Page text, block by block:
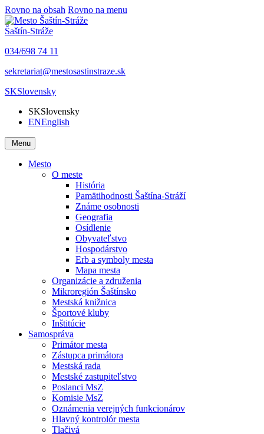
Rovno na obsah Rovno na menu
Šaštín-Stráže
034/698 74 11
sekretariat@mestosastinstraze.sk
SKSlovensky
SKSlovensky
ENEnglish
Menu
Mesto
O meste
História
Pamätihodnosti Šaštína-Stráží
Známe osobnosti
Geografia
Osídlenie
Obyvateľstvo
Hospodárstvo
Erb a symboly mesta
Mapa mesta
Organizácie a združenia
Mikroregión Šaštínsko
Mestská knižnica
Športové kluby
Inštitúcie
Samospráva
Primátor mesta
Zástupca primátora
Mestská rada
Mestské zastupiteľstvo
Poslanci MsZ
Komisie MsZ
Oznámenia verejných funkcionárov
Hlavný kontrolór mesta
Tlačivá